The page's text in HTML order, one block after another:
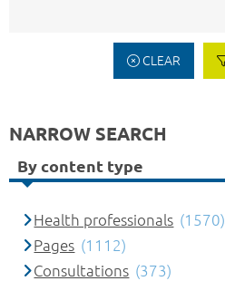
CLEAR
NARROW SEARCH
By content type
Health professionals (1570)
Pages (1112)
Consultations (373)